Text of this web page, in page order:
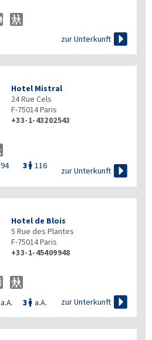
zur Unterkunft 
Hotel Mistral
24 Rue Cels
F-75014Paris
+33-1-43202543
94 3  116
zur Unterkunft 
Hotel de Blois
5 Rue des Plantes
F-75014Paris
+33-1-45409948
a.A. 3  a.A. zur Unterkunft 